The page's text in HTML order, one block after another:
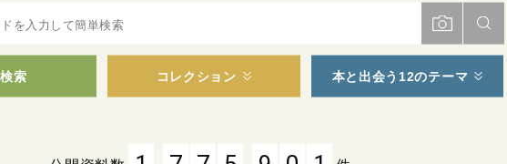
索 コレクション 本と出会う12のテーマ